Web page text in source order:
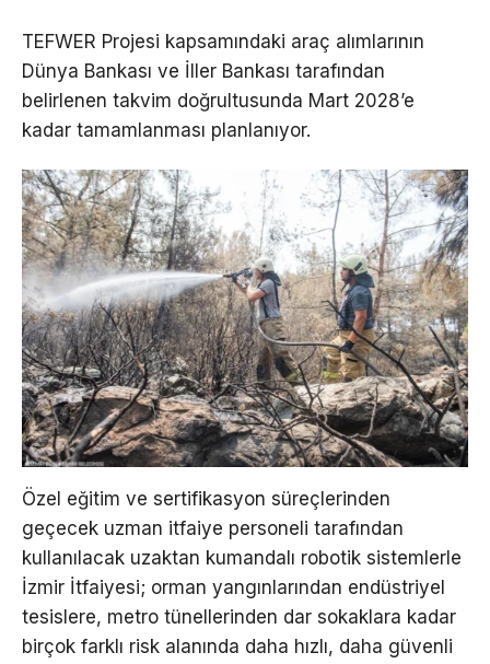
TEFWER Projesi kapsamındaki araç alımlarının
Dünya Bankası ve İller Bankası tarafından
belirlenen takvim doğrultusunda Mart 2028’e
kadar tamamlanması planlanıyor.
Özel eğitim ve sertifikasyon süreçlerinden
geçecek uzman itfaiye personeli tarafından
kullanılacak uzaktan kumandalı robotik sistemlerle
İzmir İtfaiyesi; orman yangınlarından endüstriyel
tesislere, metro tünellerinden dar sokaklara kadar
birçok farklı risk alanında daha hızlı, daha güvenli